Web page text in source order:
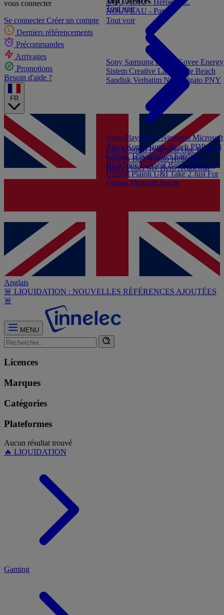
vous connecter
Se connecter Créer un compte
Derniers référencements
Précommandes
Arrivages
Promotions
Besoin d'aide ?
FR
Anglais
🚨 LIQUIDATION : NOUVELLES RÉFÉRENCES AJOUTÉES
🚨
MENU
Licences
Marques
Catégories
Plateformes
Aucun résultat trouvé
🔥 LIQUIDATION
NOUVEAU - Heroes Inc.
NOUVEAU - Panini
Gaming
Tout voir
Sony PlaystationNintendoMicrosoft
XboxKonixTurtle BeachPDPHori
CorsairThrustmasterSandisk
BackbonePlayseatBandai Namco
UbisoftPlaionU&ITake 2Just For
Games Microids Focus
Tout voir
Lilo & StitchPokémonOne Piece
Dragon BallNarutoHello Kitty
Harry PotterMy Hero Academia
Sony SamsungKonix Govee Energy
Sistem Creative Labs
Turtle Beach
Sandisk Verbatim NGS Elgato PNY